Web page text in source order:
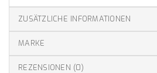
ZUSÄTZLICHE INFORMATIONEN
MARKE
REZENSIONEN (0)